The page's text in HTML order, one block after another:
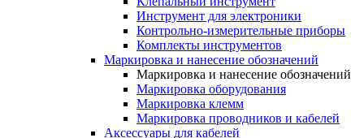
Инструмент для электроники
Контрольно-измерительные приборы
Комплекты инструментов
Маркировка и нанесение обозначений
Маркировка и нанесение обозначений
Маркировка оборудования
Маркировка клемм
Маркировка проводников и кабелей
Аксессуары для кабелей